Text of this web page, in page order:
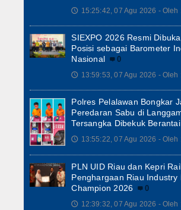
🕔 15:25:42, 07 Agu 2026 - Oleh
SIEXPO 2026 Resmi
Posisi sebagai Barometer
Nasional
0
🕔 13:59:53, 07 Agu 2026 - Oleh
Polres Pelalawan Bongkar
Peredaran Sabu di
Tersangka Dibekuk Berantai
🕔 13:55:22, 07 Agu 2026 - Oleh
PLN UID Riau dan Kepri
Penghargaan Riau Industry
Champion 2026
0
🕔 12:39:32, 07 Agu 2026 - Oleh